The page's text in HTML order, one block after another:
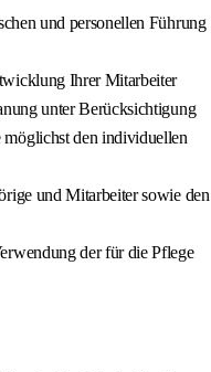
und personellen Führung
Ihrer Mitarbeiter
unter Berücksichtigung
möglichst den individuellen
und Mitarbeiter sowie den
der für die Pflege